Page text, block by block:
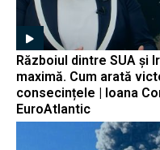
Războiul dintre SUA și
maximă. Cum arată
consecințele | Ioana
EuroAtlantic